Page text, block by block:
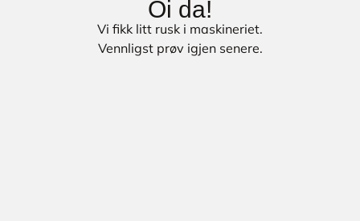
Oi da!
Vi fikk litt rusk i maskineriet.
Vennligst prøv igjen senere.